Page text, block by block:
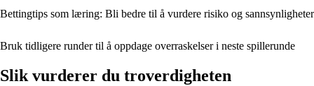
Bettingtips som læring: Bli bedre til å vurdere risiko og sannsynligheter
Bruk tidligere runder til å oppdage overraskelser i neste spillerunde
Slik vurderer du troverdigheten